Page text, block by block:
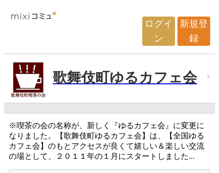
ログイ
ン
新規登
録
歌舞伎町ゆるカフェ会
※喫茶の会の名称が、新しく『ゆるカフェ会』に変更に
なりました。【歌舞伎町ゆるカフェ会】は、【全国ゆる
カフェ会】のもとアクセスが良くて嬉しい＆楽しい交流
の場として、２０１１年の１月にスタートしました...